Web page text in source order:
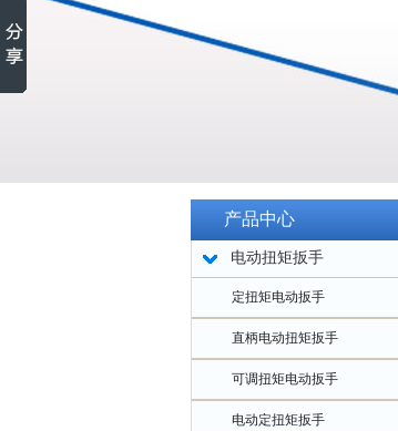
产品中心
电动扭矩扳手
定扭矩电动扳手
直柄电动扭矩扳手
可调扭矩电动扳手
电动定扭矩扳手